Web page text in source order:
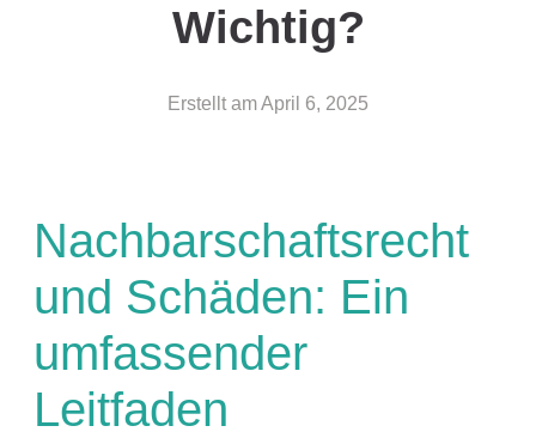
Wichtig?
Erstellt amApril 6, 2025
Nachbarschaftsrecht
und Schäden: Ein
umfassender
Leitfaden